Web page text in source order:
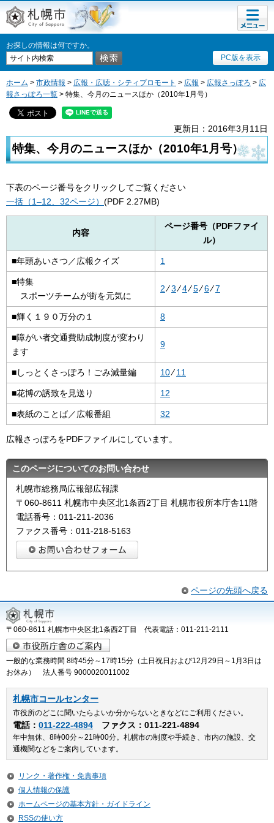
札幌市
お探しの情報は何ですか。
PC版を表示
メニュ
ー
ホーム > 市政情報 > 広報・広聴・シティプロモート > 広報 > 広報さっぽろ > 広
報さっぽろ一覧 > 特集、今月のニュースほか（2010年1月号）
更新日：2016年3月11日
特集、今月のニュースほか（2010年1月号）
下表のページ番号をクリックしてご覧ください
一括（1–12、32ページ） (PDF 2.27MB)
内容
ページ番号（PDFファイ
ル）
■年頭あいさつ／広報クイズ 1
■特集
スポーツチームが街を元気に
2⁄3⁄4⁄5⁄6⁄7
■輝く１９０万分の１ 8
■障がい者交通費助成制度が変わり
ます
9
■しっとくさっぽろ！ごみ減量編 10⁄11
■花博の誘致を見送り 12
■表紙のことば／広報番組 32
広報さっぽろをPDFファイルにしています。
このページについてのお問い合わせ
札幌市総務局広報部広報課
〒060-8611 札幌市中央区北1条西2丁目 札幌市役所本庁舎11階
電話番号：011-211-2036
ファクス番号：011-218-5163
ページの先頭へ戻る
〒060-8611 札幌市中央区北1条西2丁目 代表電話：011-211-2111
一般的な業務時間 8時45分～17時15分（土日祝日および12月29日～1月3日は
お休み） 法人番号 9000020011002
札幌市コールセンター
市役所のどこに聞いたらよいか分からないときなどにご利用ください。
電話： 011-222-4894 ファクス：011-221-4894
年中無休、8時00分～21時00分。札幌市の制度や手続き、市内の施設、交
通機関などをご案内しています。
リンク・著作権・免責事項
個人情報の保護
ホームページの基本方針・ガイドライン
RSSの使い方